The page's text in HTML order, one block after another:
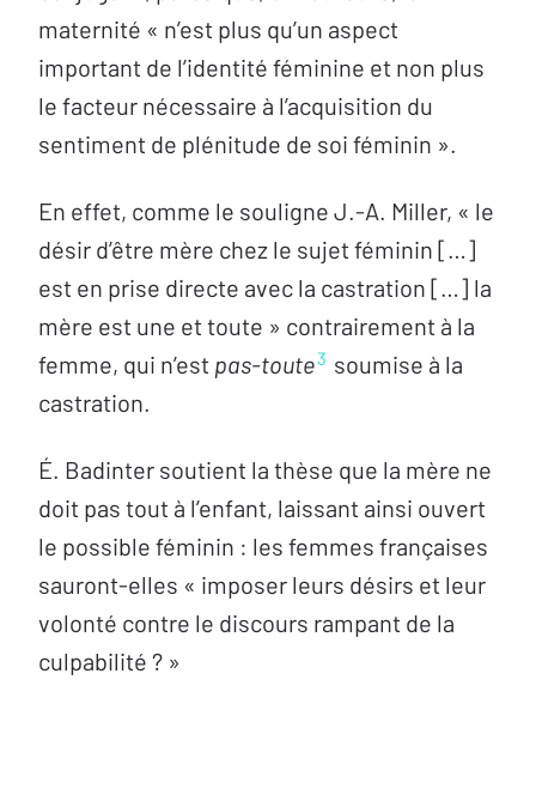
maternité « n’est plus qu’un aspect
important de l’identité féminine et non plus
le facteur nécessaire à l’acquisition du
sentiment de plénitude de soi féminin ».
En effet, comme le souligne J.-A. Miller, « le
désir d’être mère chez le sujet féminin […]
est en prise directe avec la castration […] la
mère est une et toute » contrairement à la
femme, qui n’est pas-toute3 soumise à la
castration.
É. Badinter soutient la thèse que la mère ne
doit pas tout à l’enfant, laissant ainsi ouvert
le possible féminin : les femmes françaises
sauront-elles « imposer leurs désirs et leur
volonté contre le discours rampant de la
culpabilité ? »